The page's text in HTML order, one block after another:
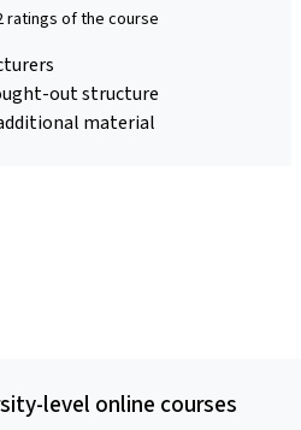
ratings of the course
out structure
material
level online courses